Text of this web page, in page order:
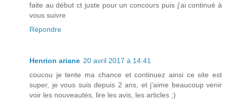
faite au début ct juste pour un concours puis j'ai continué à
vous suivre
Répondre
Henrion ariane 20 avril 2017 à 14:41
coucou je tente ma chance et continuez ainsi ce site est
super, je vous suis depuis 2 ans, et j'aime beaucoup venir
voir les nouveautés, lire les avis, les articles ;)